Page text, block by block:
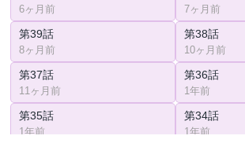
6ヶ月前 7ヶ月前
第39話
8ヶ月前
第38話
10ヶ月前
第37話
11ヶ月前
第36話
1年前
第35話
1年前
第34話
1年前